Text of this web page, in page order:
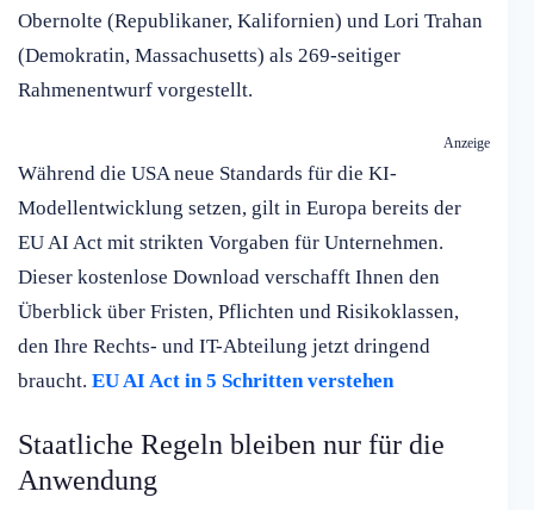
Obernolte (Republikaner, Kalifornien) und Lori Trahan
(Demokratin, Massachusetts) als 269-seitiger
Rahmenentwurf vorgestellt.
Anzeige
Während die USA neue Standards für die KI-
Modellentwicklung setzen, gilt in Europa bereits der
EU AI Act mit strikten Vorgaben für Unternehmen.
Dieser kostenlose Download verschafft Ihnen den
Überblick über Fristen, Pflichten und Risikoklassen,
den Ihre Rechts- und IT-Abteilung jetzt dringend
braucht. EU AI Act in 5 Schritten verstehen
Staatliche Regeln bleiben nur für die
Anwendung